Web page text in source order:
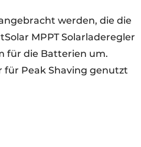
werden, die die
MPPT Solarladeregler
für die Batterien um.
für Peak Shaving genutzt